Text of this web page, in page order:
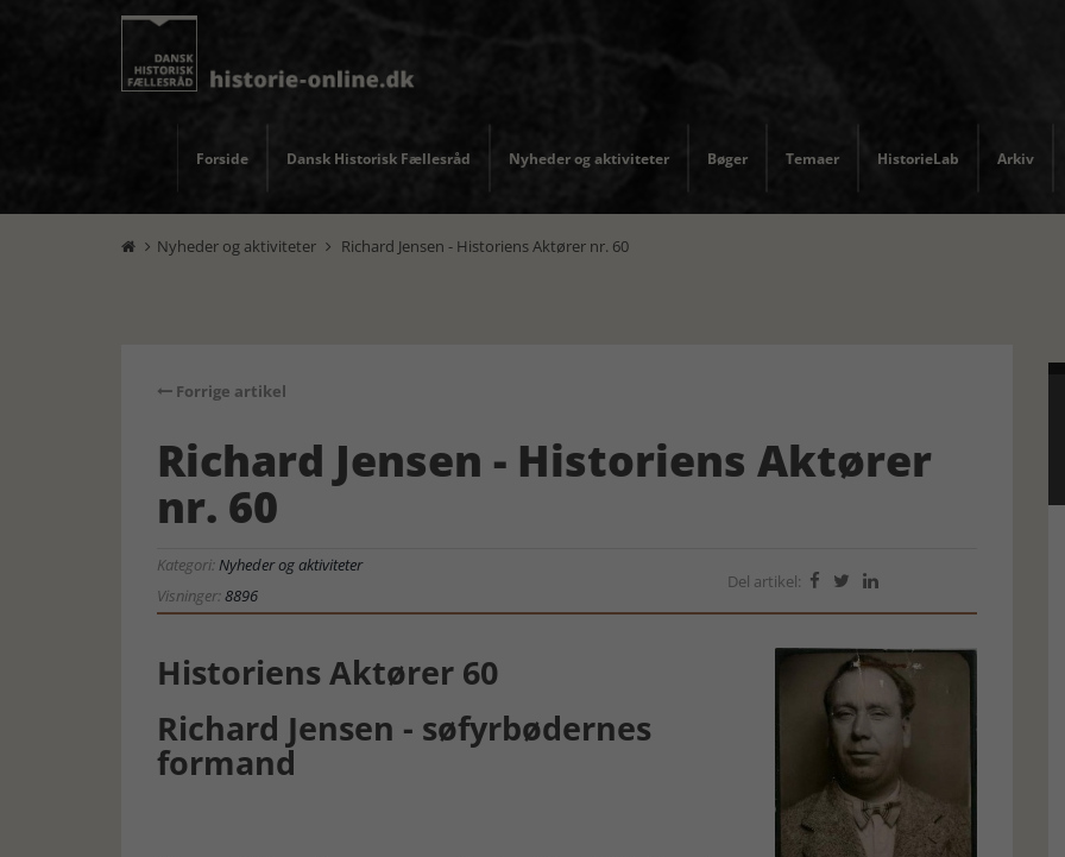
Forside Dansk Historisk Fællesråd Nyheder og aktiviteter Bøger Temaer HistorieLab Arkiv
 Nyheder og aktiviteter  Richard Jensen - Historiens Aktører nr. 60
Forrige artikel
Richard Jensen - Historiens Aktører
nr. 60
Kategori:Nyheder og aktiviteter
Visninger:8896
Del artikel:   
Historiens Aktører 60
Richard Jensen - søfyrbødernes
formand